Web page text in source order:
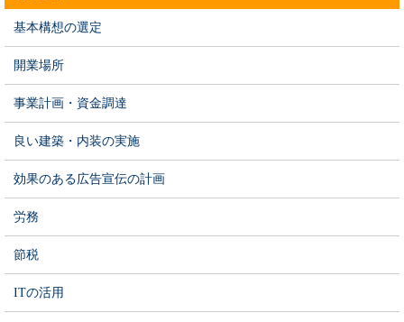
基本構想の選定
開業場所
事業計画・資金調達
良い建築・内装の実施
効果のある広告宣伝の計画
労務
節税
ITの活用